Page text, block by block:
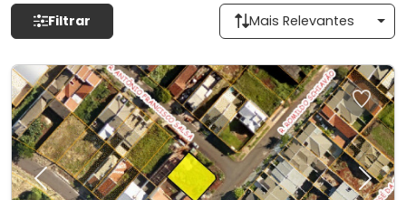
Filtrar Mais Relevantes
Previous Next